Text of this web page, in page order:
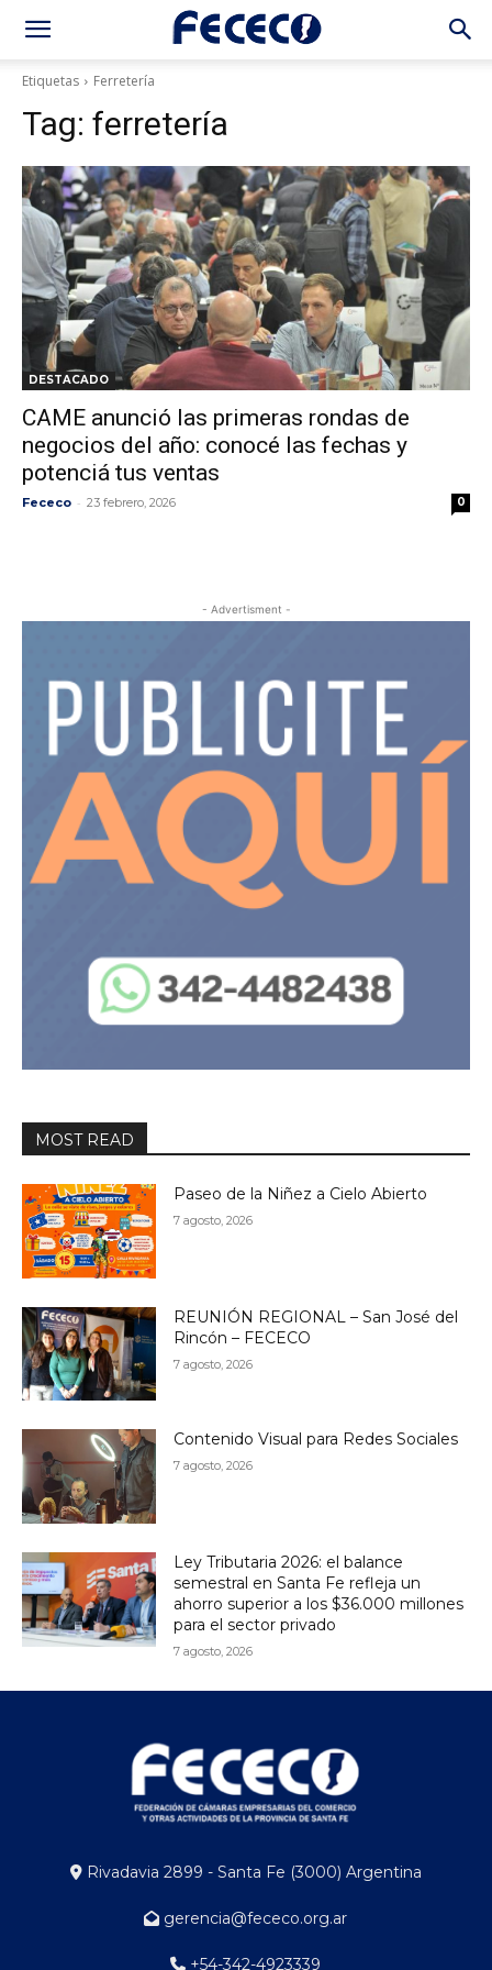
Etiquetas Ferretería
Tag: ferretería
DESTACADO
CAME anunció las primeras rondas de
negocios del año: conocé las fechas y
potenciá tus ventas
Fececo - 23 febrero, 2026 0
- Advertisment -
MOST READ
Paseo de la Niñez a Cielo Abierto
7 agosto, 2026
REUNIÓN REGIONAL – San José del
Rincón – FECECO
7 agosto, 2026
Contenido Visual para Redes Sociales
7 agosto, 2026
Ley Tributaria 2026: el balance
semestral en Santa Fe refleja un
ahorro superior a los $36.000 millones
para el sector privado
7 agosto, 2026
Rivadavia 2899 - Santa Fe (3000) Argentina
gerencia@fececo.org.ar
+54-342-4923339